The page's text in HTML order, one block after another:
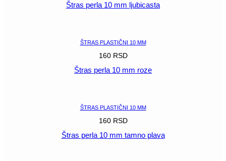
Štras perla 10 mm ljubicasta
ŠTRAS PLASTIČNI 10 MM
160 RSD
Štras perla 10 mm roze
ŠTRAS PLASTIČNI 10 MM
160 RSD
Štras perla 10 mm tamno plava